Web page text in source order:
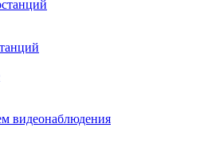
видеонаблюдения